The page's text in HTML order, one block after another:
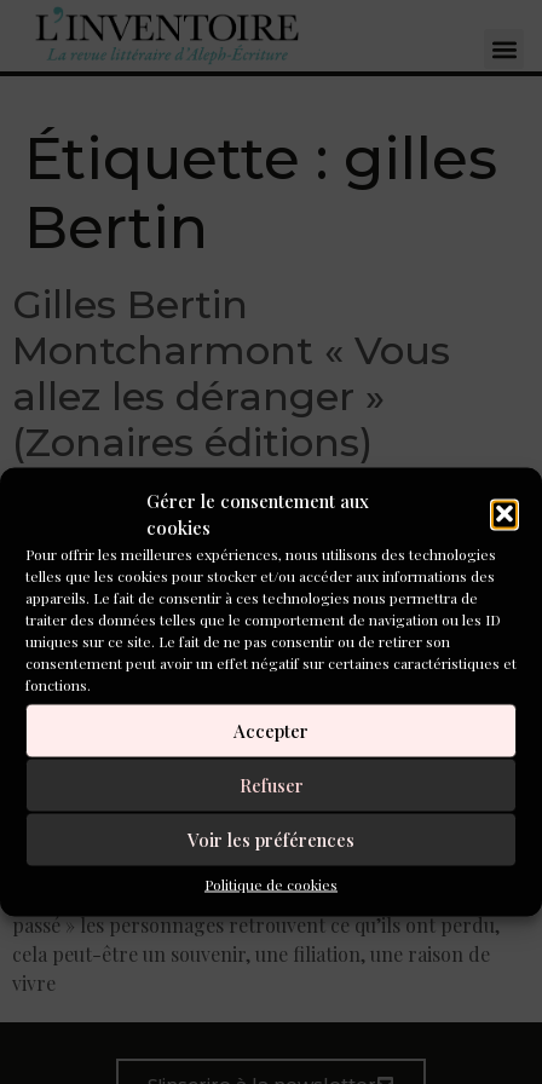
Gérer le consentement aux
cookies
Pour offrir les meilleures expériences, nous utilisons des technologies
telles que les cookies pour stocker et/ou accéder aux informations des
appareils. Le fait de consentir à ces technologies nous permettra de
traiter des données telles que le comportement de navigation ou les ID
uniques sur ce site. Le fait de ne pas consentir ou de retirer son
consentement peut avoir un effet négatif sur certaines caractéristiques et
fonctions.
Accepter
Refuser
Voir les préférences
Politique de cookies
Étiquette : gilles
Bertin
Gilles Bertin
Montcharmont « Vous
allez les déranger »
(Zonaires éditions)
La justesse des dialogues, l’atmosphère et le poids du
passé dont on se libère… À la manière de
Bernhard Schlink dans son recueil « Les couleurs du
passé » les personnages retrouvent ce qu’ils ont perdu,
cela peut-être un souvenir, une filiation, une raison de
vivre